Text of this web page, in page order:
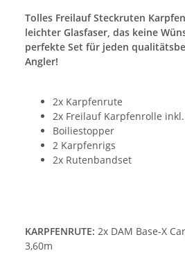
Tolles Freilauf Steckruten
leichter Glasfaser, das keine
perfekte Set für jeden
Angler!
2x Karpfenrute
2x Freilauf Karpfenrolle
Boiliestopper
2 Karpfenrigs
2x Rutenbandset
KARPFENRUTE: 2x DAM Base-X
3,60m